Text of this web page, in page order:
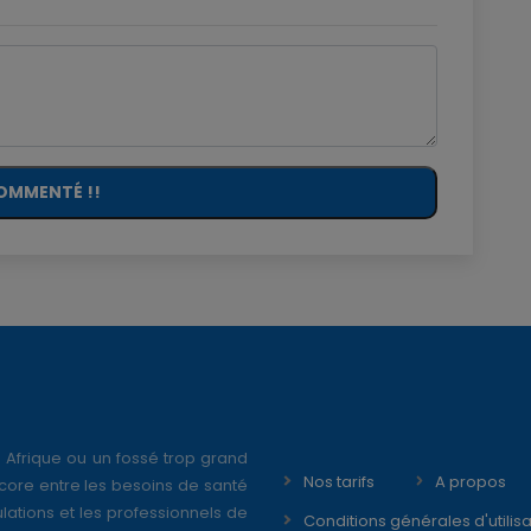
!!
Afrique ou un fossé trop grand
entre les besoins de santé
et les professionnels de
Nos tarifs
A propos
Conditions générales